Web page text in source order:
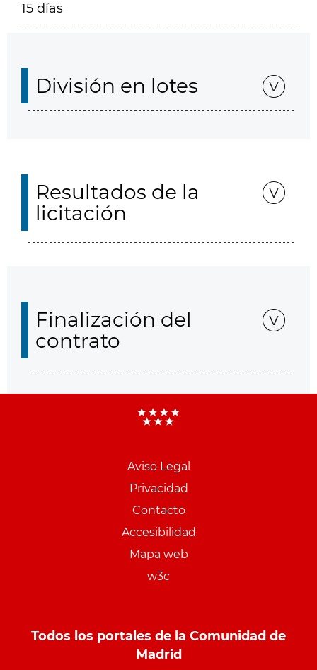
15 días
División en lotes
Resultados de la
licitación
Finalización del
contrato
Aviso Legal
Privacidad
Contacto
Accesibilidad
Mapa web
w3c
Todos los portales de la Comunidad de
Madrid